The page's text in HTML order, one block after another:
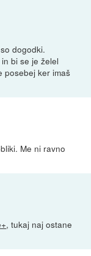
dogodki.
bi se je želel
posebej ker imaš
Me ni ravno
, tukaj naj ostane